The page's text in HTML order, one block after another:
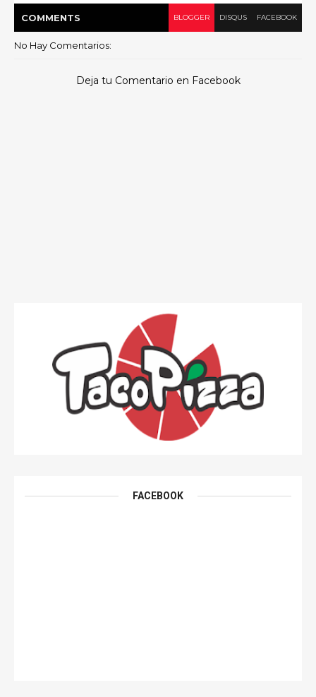
COMMENTS BLOGGER DISQUS FACEBOOK
No Hay Comentarios:
Deja tu Comentario en Facebook
FACEBOOK